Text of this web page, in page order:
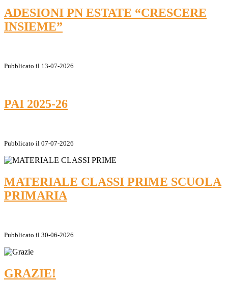
ADESIONI PN ESTATE “CRESCERE
INSIEME”
Pubblicato il 13-07-2026
PAI 2025-26
Pubblicato il 07-07-2026
MATERIALE CLASSI PRIME SCUOLA
PRIMARIA
Pubblicato il 30-06-2026
GRAZIE!